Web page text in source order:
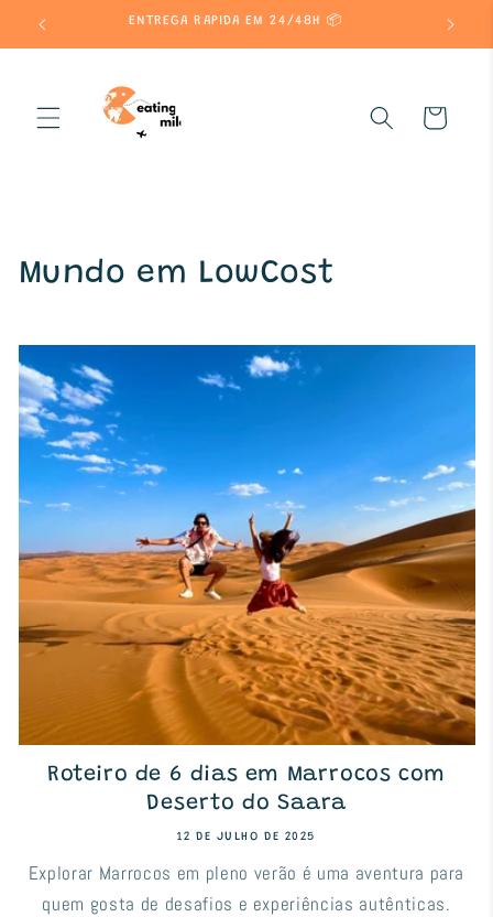
para o
conteúdo
A 85€ ENTREGA RAPIDA EM 24/48H 📦
Carrinho
Mundo em LowCost
Roteiro de 6 dias em Marrocos com
Deserto do Saara
12 DE JULHO DE 2025
Explorar Marrocos em pleno verão é uma aventura para
quem gosta de desafios e experiências autênticas.